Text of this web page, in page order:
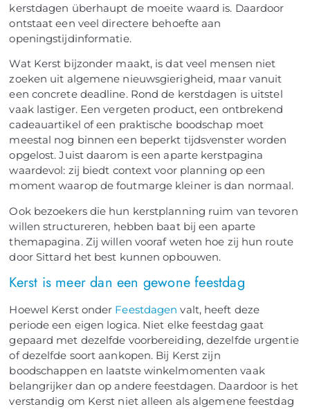
kerstdagen überhaupt de moeite waard is. Daardoor
ontstaat een veel directere behoefte aan
openingstijdinformatie.
Wat Kerst bijzonder maakt, is dat veel mensen niet
zoeken uit algemene nieuwsgierigheid, maar vanuit
een concrete deadline. Rond de kerstdagen is uitstel
vaak lastiger. Een vergeten product, een ontbrekend
cadeauartikel of een praktische boodschap moet
meestal nog binnen een beperkt tijdsvenster worden
opgelost. Juist daarom is een aparte kerstpagina
waardevol: zij biedt context voor planning op een
moment waarop de foutmarge kleiner is dan normaal.
Ook bezoekers die hun kerstplanning ruim van tevoren
willen structureren, hebben baat bij een aparte
themapagina. Zij willen vooraf weten hoe zij hun route
door Sittard het best kunnen opbouwen.
Kerst is meer dan een gewone feestdag
Hoewel Kerst onder Feestdagen valt, heeft deze
periode een eigen logica. Niet elke feestdag gaat
gepaard met dezelfde voorbereiding, dezelfde urgentie
of dezelfde soort aankopen. Bij Kerst zijn
boodschappen en laatste winkelmomenten vaak
belangrijker dan op andere feestdagen. Daardoor is het
verstandig om Kerst niet alleen als algemene feestdag